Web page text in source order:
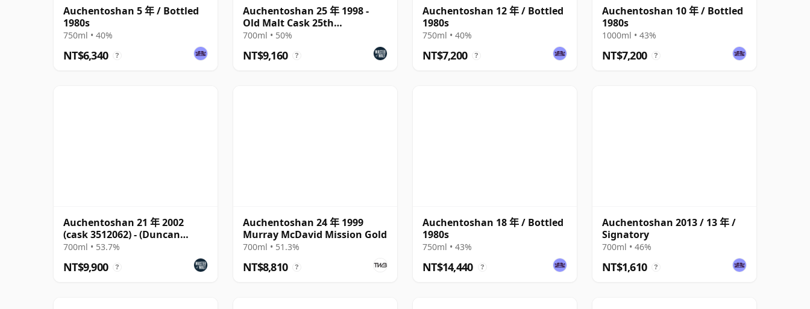
Auchentoshan 5 年 / Bottled
1980s
750ml • 40%
NT$6,340 ?
Auchentoshan 25 年 1998 -
Old Malt Cask 25th
Anniversary
700ml • 50%
NT$9,160 ?
Auchentoshan 12 年 / Bottled
1980s
750ml • 40%
NT$7,200 ?
Auchentoshan 10 年 / Bottled
1980s
1000ml • 43%
NT$7,200 ?
Auchentoshan 21 年 2002
(cask 3512062) - (Duncan
Taylor)
700ml • 53.7%
NT$9,900 ?
Auchentoshan 24 年 1999
Murray McDavid Mission Gold
700ml • 51.3%
NT$8,810 ?
Auchentoshan 18 年 / Bottled
1980s
750ml • 43%
NT$14,440 ?
Auchentoshan 2013 / 13 年 /
Signatory
700ml • 46%
NT$1,610 ?